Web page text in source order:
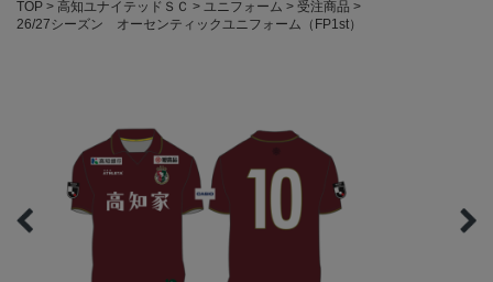
TOP 高知ユナイテッドＳＣ ユニフォーム
受注商品
26/27シーズン オーセンティックユニフォーム（FP1st）